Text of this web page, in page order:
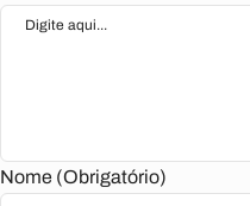
Nome (Obrigatório)